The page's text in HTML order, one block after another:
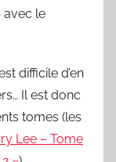
avec le
difficile d’en
Il est donc
tomes (les
Lee – Tome